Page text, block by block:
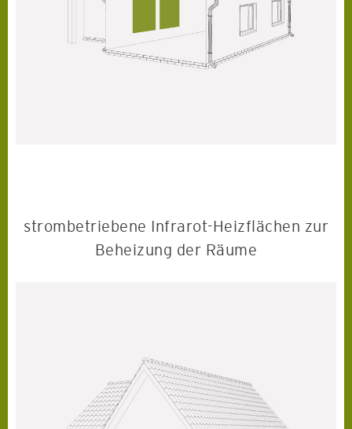
strombetriebene Infrarot-Heizflächen zur
Beheizung der Räume